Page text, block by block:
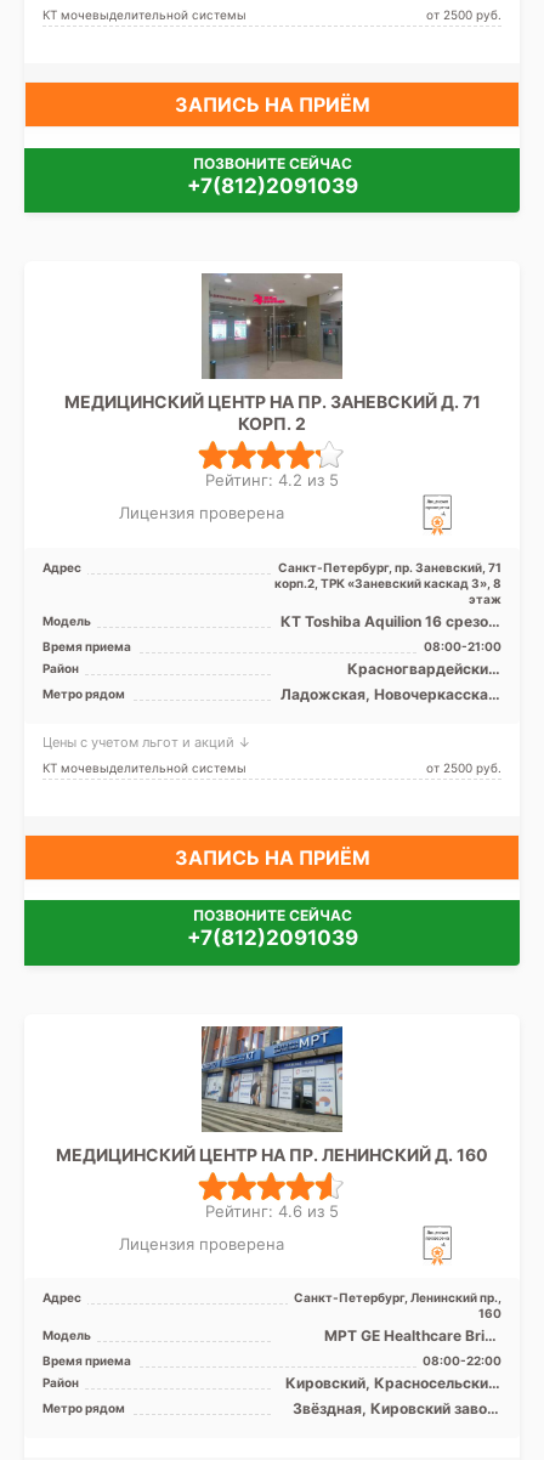
КТ мочевыделительной системы от 2500 pуб.
ЗАПИСЬ НА ПРИЁМ
ПОЗВОНИТЕ СЕЙЧАС
+7(812)2091039
МЕДИЦИНСКИЙ ЦЕНТР НА ПР. ЗАНЕВСКИЙ Д. 71
КОРП. 2
Рейтинг: 4.2 из 5
Лицензия проверена
Адрес
Санкт-Петербург, пр. Заневский, 71
корп.2, ТРК «Заневский каскад 3», 8
этаж
Модель
КТ Toshiba Aquilion 16 срезов,
рентген
Время приема
08:00-21:00
Район
Красногвардейский,
Невский, Центральный, Лен.
область
Метро рядом
Ладожская, Новочеркасская,
Цены с учетом льгот и акций ↓
КТ мочевыделительной системы от 2500 pуб.
ЗАПИСЬ НА ПРИЁМ
ПОЗВОНИТЕ СЕЙЧАС
+7(812)2091039
МЕДИЦИНСКИЙ ЦЕНТР НА ПР. ЛЕНИНСКИЙ Д. 160
Рейтинг: 4.6 из 5
Лицензия проверена
Адрес
Санкт-Петербург, Ленинский пр.,
160
Модель
МРТ GE Healthcare Brivo
MR355 1.5Т закрытый тип,
КТ GЕ Optima CT 520 1 ...
Время приема
08:00-22:00
Район
Кировский, Красносельский,
Колпинский, Московский,
Пушкинский, Лен. область
Метро рядом
Звёздная, Кировский завод,